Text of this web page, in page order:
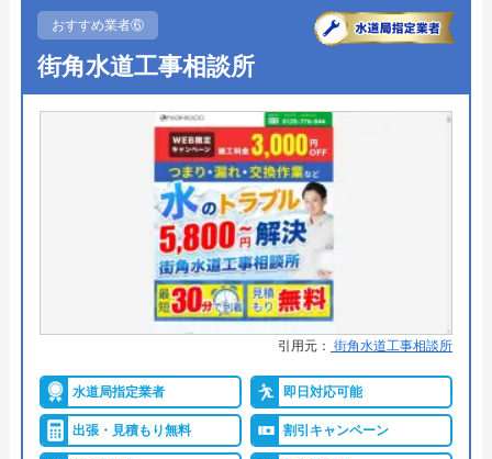
●累計実績
詳細は公式HPでご確認ください
グローバルメンテナンスがおすすめの理由
グローバルメンテナンスは近畿、東海、関東、中
国、九州の合計17都府県を対象に水回りトラブルに
対応している水道修理業者です。
24時間年中無休で依頼を受け付けており、急なトラ
ブルにも迅速に対応してもらえるので、対象エリア
にお住いの方にはおすすめの業者です。
ご依頼時に条件を満たせば1,000円の割引を受けられ
るので、忘れずにご依頼ください。
おすすめ業者⑥
街角水道工事相談所
引用元： 街角水道工事相談所
水道局指定業者 即日対応可能
出張・見積もり無料 割引キャンペーン